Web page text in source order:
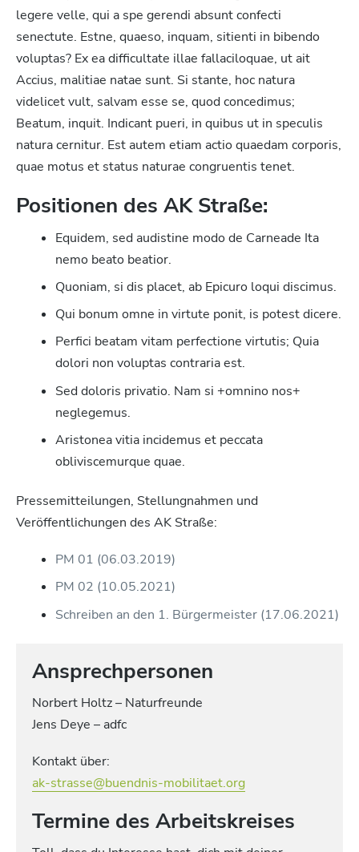
legere velle, qui a spe gerendi absunt confecti
senectute. Estne, quaeso, inquam, sitienti in bibendo
voluptas? Ex ea difficultate illae fallaciloquae, ut ait
Accius, malitiae natae sunt. Si stante, hoc natura
videlicet vult, salvam esse se, quod concedimus;
Beatum, inquit. Indicant pueri, in quibus ut in speculis
natura cernitur. Est autem etiam actio quaedam corporis,
quae motus et status naturae congruentis tenet.
Positionen des AK Straße:
Equidem, sed audistine modo de Carneade Ita
nemo beato beatior.
Quoniam, si dis placet, ab Epicuro loqui discimus.
Qui bonum omne in virtute ponit, is potest dicere.
Perfici beatam vitam perfectione virtutis; Quia
dolori non voluptas contraria est.
Sed doloris privatio. Nam si +omnino nos+
neglegemus.
Aristonea vitia incidemus et peccata
obliviscemurque quae.
Pressemitteilungen, Stellungnahmen und
Veröffentlichungen des AK Straße:
PM 01 (06.03.2019)
PM 02 (10.05.2021)
Schreiben an den 1. Bürgermeister (17.06.2021)
Ansprechpersonen
Norbert Holtz – Naturfreunde
Jens Deye – adfc
Kontakt über:
ak-strasse@buendnis-mobilitaet.org
Termine des Arbeitskreises